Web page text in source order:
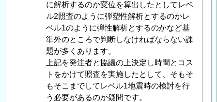
液
状
化
の
扱
い
（樋
門
設
に解析するのか変位を算出したとしてレベ
ル2照査のように弾塑性解析とするのかレ
ベル1のように弾性解析とするのかなど基
準外のところで判断しなければならない課
題が多くあります。
上記を発注者と協議の上決定し時間とコス
トをかけて照査を実施したとして、そもそ
もそこまでしてレベル1地震時の検討を行
う必要があるのか疑問です。